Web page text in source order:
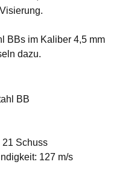
BBs im Kaliber 4,5 mm
dazu.
BB
21 Schuss
127 m/s